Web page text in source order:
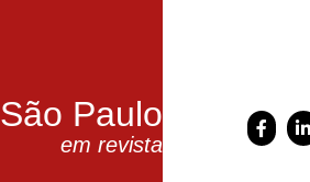
São Paulo
em revista